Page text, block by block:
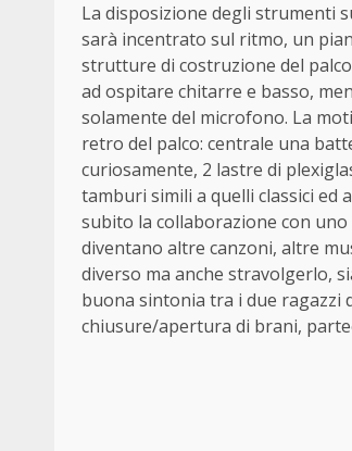
La disposizione degli strumenti
sarà incentrato sul ritmo, un
strutture di costruzione del
ad ospitare chitarre e basso,
solamente del microfono. La
retro del palco: centrale una
curiosamente, 2 lastre di
tamburi simili a quelli classici ed
subito la collaborazione con uno
diventano altre canzoni, altre
diverso ma anche stravolgerlo,
buona sintonia tra i due ragazzi
chiusure/apertura di brani,